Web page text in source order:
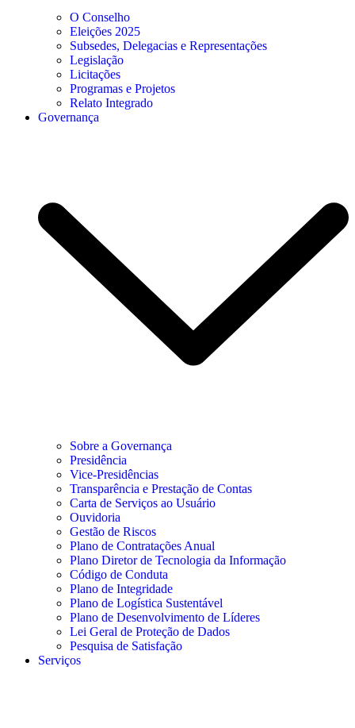
O Conselho
Eleições 2025
Subsedes, Delegacias e Representações
Legislação
Licitações
Programas e Projetos
Relato Integrado
Governança
Sobre a Governança
Presidência
Vice-Presidências
Transparência e Prestação de Contas
Carta de Serviços ao Usuário
Ouvidoria
Gestão de Riscos
Plano de Contratações Anual
Plano Diretor de Tecnologia da Informação
Código de Conduta
Plano de Integridade
Plano de Logística Sustentável
Plano de Desenvolvimento de Líderes
Lei Geral de Proteção de Dados
Pesquisa de Satisfação
Serviços